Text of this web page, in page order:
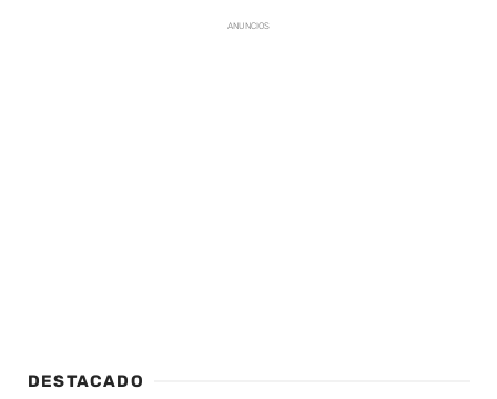
ANUNCIOS
DESTACADO